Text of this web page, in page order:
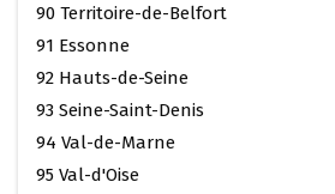
90 Territoire-de-Belfort
91 Essonne
92 Hauts-de-Seine
93 Seine-Saint-Denis
94 Val-de-Marne
95 Val-d'Oise